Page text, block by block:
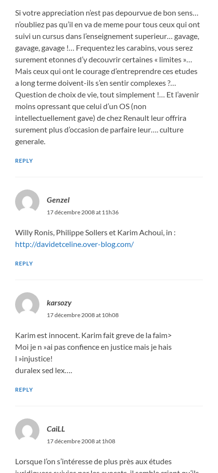
Si votre appreciation n’est pas depourvue de bon sens…
n’oubliez pas qu’il en va de meme pour tous ceux qui ont
suivi un cursus dans l’enseignement superieur… gavage,
gavage, gavage !… Frequentez les carabins, vous serez
surement etonnes d’y decouvrir certaines « limites »…
Mais ceux qui ont le courage d’entreprendre ces etudes
a long terme doivent-ils s’en sentir complexes ?…
Question de choix de vie, tout simplement !… Et l’avenir
moins opressant que celui d’un OS (non
intellectuellement gave) de chez Renault leur offrira
surement plus d’occasion de parfaire leur…. culture
generale.
REPLY
Genzel
17 décembre 2008 at 11h36
Willy Ronis, Philippe Sollers et Karim Achoui, in :
http://davidetceline.over-blog.com/
REPLY
karsozy
17 décembre 2008 at 10h08
Karim est innocent. Karim fait greve de la faim>
Moi je n »ai pas confience en justice mais je hais
l »injustice!
duralex sed lex….
REPLY
CaiLL
17 décembre 2008 at 1h08
Lorsque l’on s’intéresse de plus près aux études